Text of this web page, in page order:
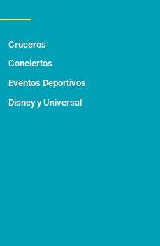
Cruceros
Conciertos
Eventos Deportivos
Disney y Universal